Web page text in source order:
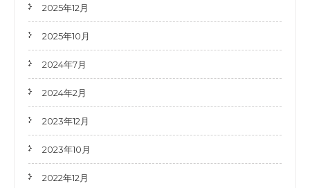
2025年12月
2025年10月
2024年7月
2024年2月
2023年12月
2023年10月
2022年12月